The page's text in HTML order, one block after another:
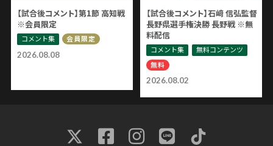
2026.08.08
【試合後コメント】第1節 高知戦
※会員限定
コメント集 会員限定
2026.08.02
【試合後コメント】石﨑 信弘監督
長野県選手権決勝 長野戦 ※無
料配信
コメント集
無料コンテンツ
無料